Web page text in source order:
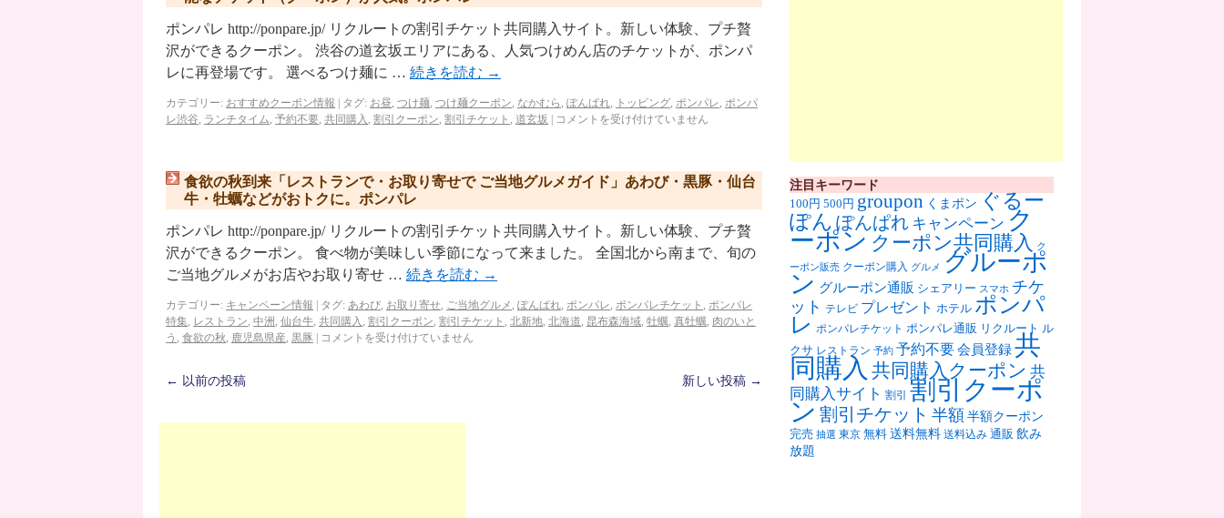
ポンパレ http://ponpare.jp/ リクルートの割引チケット共同購入サイト。新しい体験、プチ贅
沢ができるクーポン。 渋谷の道玄坂エリアにある、人気つけめん店のチケットが、ポンパ
レに再登場です。 選べるつけ麺に … 続きを読む →
カテゴリー: おすすめクーポン情報 タグ: お昼, つけ麺, つけ麺クーポン, なかむら , ぽんぱれ, トッピング, ポンパレ, ポンパ
レ渋谷, ランチタイム, 予約不要, 共同購入 , 割引クーポン, 割引チケット , 道玄坂 コメントを受け付けていません
食欲の秋到来「レストランで・お取り寄せで ご当地グルメガイド」あわび・黒豚・仙台
牛・牡蠣などがおトクに。ポンパレ
ポンパレ http://ponpare.jp/ リクルートの割引チケット共同購入サイト。新しい体験、プチ贅
沢ができるクーポン。 食べ物が美味しい季節になって来ました。 全国北から南まで、旬の
ご当地グルメがお店やお取り寄せ … 続きを読む →
カテゴリー: キャンペーン情報 タグ: あわび, お取り寄せ, ご当地グルメ , ぽんぱれ, ポンパレ, ポンパレチケット , ポンパレ
特集, レストラン, 中洲 , 仙台牛, 共同購入 , 割引クーポン, 割引チケット , 北新地, 北海道, 昆布森海域, 牡蠣, 真牡蠣, 肉のいと
う , 食欲の秋, 鹿児島県産, 黒豚 コメントを受け付けていません
← 以前の投稿 新しい投稿 →
注目キーワード
100円 500円 groupon くまポン ぐるー
ぽん ぽんぱれ キャンペーン ク
ーポン クーポン共同購入 ク
ーポン販売 クーポン購入 グルメ グルーポ
ン グルーポン通販 シェアリー スマホ チケ
ット テレビ プレゼント ホテル ポンパ
レ ポンパレチケット ポンパレ通販 リクルート ル
クサ レストラン 予約 予約不要会員登録共
同購入 共同購入クーポン 共
同購入サイト 割引 割引クーポ
ン 割引チケット 半額 半額クーポン
完売 抽選 東京 無料 送料無料 送料込み 通販 飲み
放題